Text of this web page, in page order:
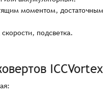
моментом,
подсветка.
ICCVortex